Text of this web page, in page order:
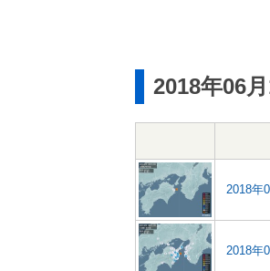
2018年06
2018年
2018年